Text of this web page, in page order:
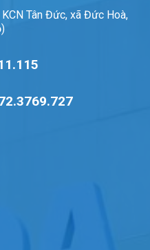
Tân Đức, xã Đức Hoà,
)